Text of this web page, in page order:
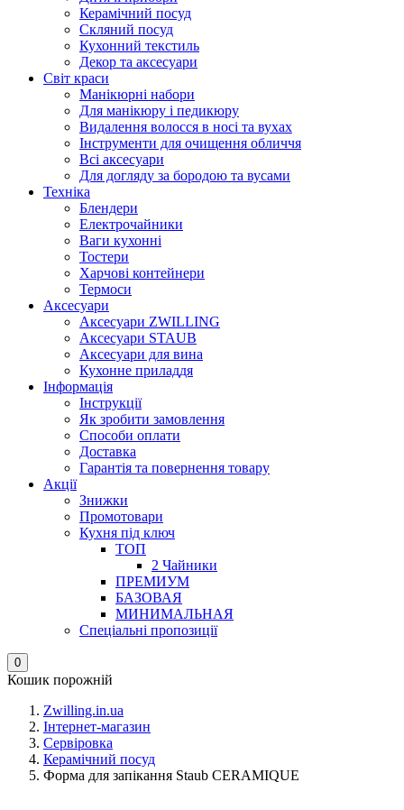
Керамічний посуд
Скляний посуд
Кухонний текстиль
Декор та аксесуари
Світ краси
Манікюрні набори
Для манікюру і педикюру
Видалення волосся в носі та вухах
Інструменти для очищення обличчя
Всі аксесуари
Для догляду за бородою та вусами
Техніка
Блендери
Електрочайники
Ваги кухонні
Тостери
Харчові контейнери
Термоси
Аксесуари
Аксесуари ZWILLING
Аксесуари STAUB
Аксесуари для вина
Кухонне приладдя
Інформація
Інструкції
Як зробити замовлення
Способи оплати
Доставка
Гарантія та повернення товару
Акції
Знижки
Промотовари
Кухня під ключ
ТОП
2 Чайники
ПРЕМИУМ
БАЗОВАЯ
МИНИМАЛЬНАЯ
Спеціальні пропозиції
0
Кошик порожній
Zwilling.in.ua
Інтернет-магазин
Сервіровка
Керамічний посуд
Форма для запікання Staub CERAMIQUE